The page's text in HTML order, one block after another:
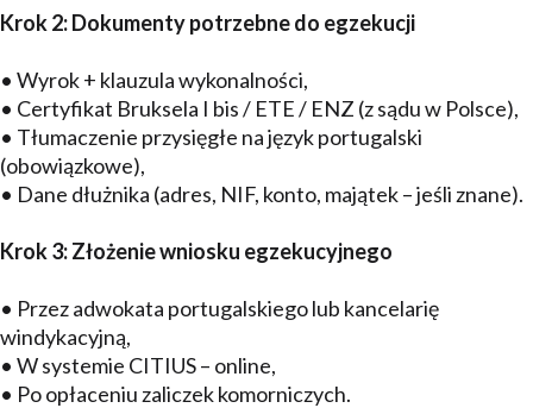
Krok 2: Dokumenty potrzebne do egzekucji
• Wyrok + klauzula wykonalności,
• Certyfikat Bruksela I bis / ETE / ENZ (z sądu w Polsce),
• Tłumaczenie przysięgłe na język portugalski
(obowiązkowe),
• Dane dłużnika (adres, NIF, konto, majątek – jeśli znane).
Krok 3: Złożenie wniosku egzekucyjnego
• Przez adwokata portugalskiego lub kancelarię
windykacyjną,
• W systemie CITIUS – online,
• Po opłaceniu zaliczek komorniczych.